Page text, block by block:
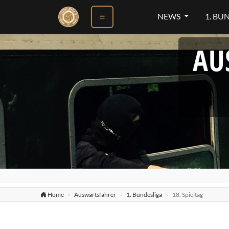
NEWS 1.
Home Auswärtsfahrer 1. Bundesliga 18. Spieltag